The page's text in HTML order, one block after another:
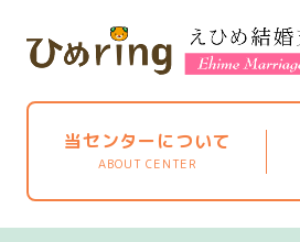
当センターについて
ABOUT CENTER